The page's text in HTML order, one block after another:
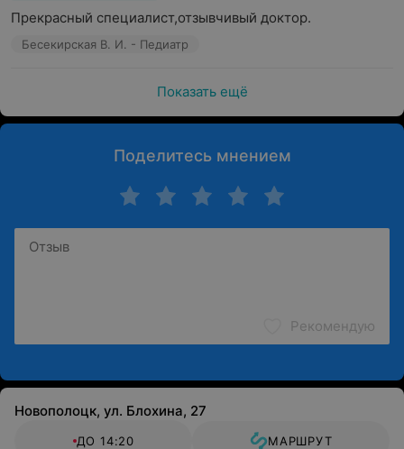
Прекрасный специалист,отзывчивый доктор.
Бесекирская В. И. - Педиатр
Показать ещё
Поделитесь мнением
Рекомендую
Новополоцк, ул. Блохина, 27
ДО 14:20 МАРШРУТ